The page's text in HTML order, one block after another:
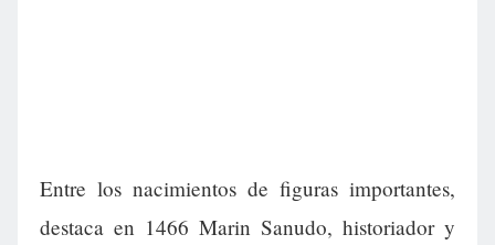
Entre los nacimientos de figuras importantes,
destaca en 1466 Marin Sanudo, historiador y